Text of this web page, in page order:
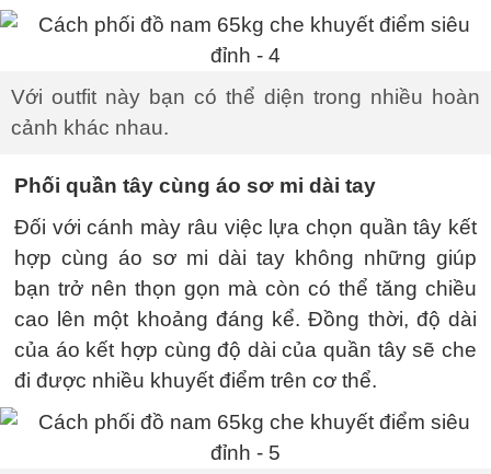
Với outfit này bạn có thể diện trong nhiều hoàn
cảnh khác nhau.
Phối quần tây cùng áo sơ mi dài tay
Đối với cánh mày râu việc lựa chọn quần tây kết
hợp cùng áo sơ mi dài tay không những giúp
bạn trở nên thọn gọn mà còn có thể tăng chiều
cao lên một khoảng đáng kể. Đồng thời, độ dài
của áo kết hợp cùng độ dài của quần tây sẽ che
đi được nhiều khuyết điểm trên cơ thể.